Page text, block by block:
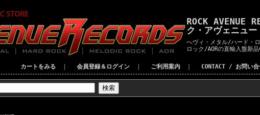
ROCK AVENUE
ク・アヴェニュー
へヴィ・メタル/ハード・
ロック/AORの直輸入盤新品
カートをみる 会員登録＆ログイン ご利用案内 CONTACT / お問い合